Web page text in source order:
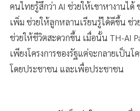
คนไทยรู้สึกว่า AI ช่วยให้เขาหางานได้
เพิ่ม ช่วยให้ลูกหลานเรียนรู้ได้ดีขึ้น ช่
ช่วยให้ชีวิตสะดวกขึ้น เมื่อนั้น TH-AI
เพียงโครงการของรัฐแต่จะกลายเป็นโ
โดยประชาชน และเพื่อประชาชน